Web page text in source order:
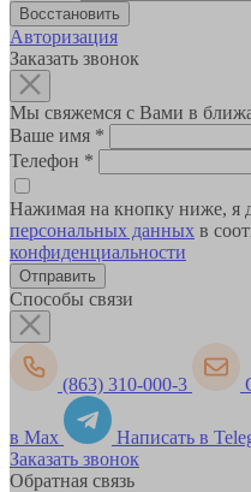
Авторизация
Заказать звонок
Мы свяжемся с Вами в
Ваше имя *
Телефон *
Нажимая на кнопку ниже, я
персональных данных в
конфиденциальности
Способы связи
(863) 310-000-3
в Max
Написать в
Заказать звонок
Обратная связь